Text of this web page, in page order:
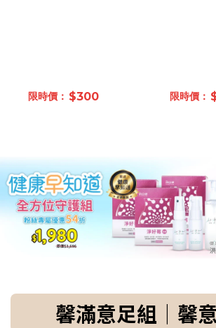
$300
馨滿意足組｜馨